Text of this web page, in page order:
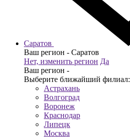
Саратов
Ваш регион - Саратов
Нет, изменить регион Да
Ваш регион -
Выберите ближайший филиал:
Астрахань
Волгоград
Воронеж
Краснодар
Липецк
Москва